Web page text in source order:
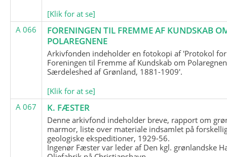
[Klik for at se]
A 066
FORENINGEN TIL FREMME AF KUNDSKAB
POLAREGNENE
Arkivfonden indeholder en fotokopi af 'Protokol for
Foreningen til Fremme af Kundskab om
Særdeleshed af Grønland, 1881-1909'.
[Klik for at se]
A 067
K. FÆSTER
Denne arkivfond indeholder breve, rapport om
marmor, liste over materiale indsamlet på
geologiske ekspeditioner, 1929-56.
Ingenør Fæster var leder af Den kgl. grønlandske